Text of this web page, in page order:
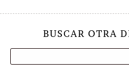
BUSCAR OTRA